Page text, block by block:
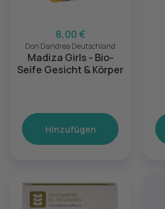
8,00 €
Don Dandrea Deutschland
Madiza Girls - Bio-
Seife Gesicht & Körper
Hinzufügen